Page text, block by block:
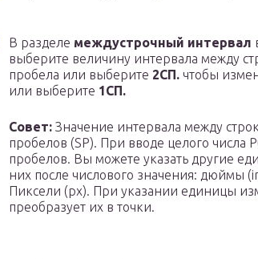
В разделе междустрочный интервал
выберите величину интервала между
пробела или выберите 2СП. чтобы
или выберите 1СП.
Совет: Значение интервала между
пробелов (SP). При вводе целого числа
пробелов. Вы можете указать другие
них после числового значения: дюймы
Пиксели (px). При указании единицы
преобразует их в точки.